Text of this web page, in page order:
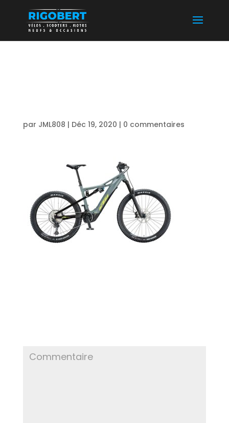
par JML808 | Déc 19, 2020 | 0 commentaires